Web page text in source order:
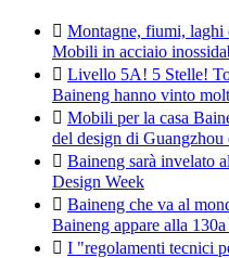
 Montagne, fiumi, laghi
Mobili in acciaio
 Livello 5A! 5 Stelle!
Baineng hanno vinto
 Mobili per la casa
del design di Guangzhou
 Baineng sarà invelato
Design Week
 Baineng che va al
Baineng appare alla
 I "regolamenti tecnici